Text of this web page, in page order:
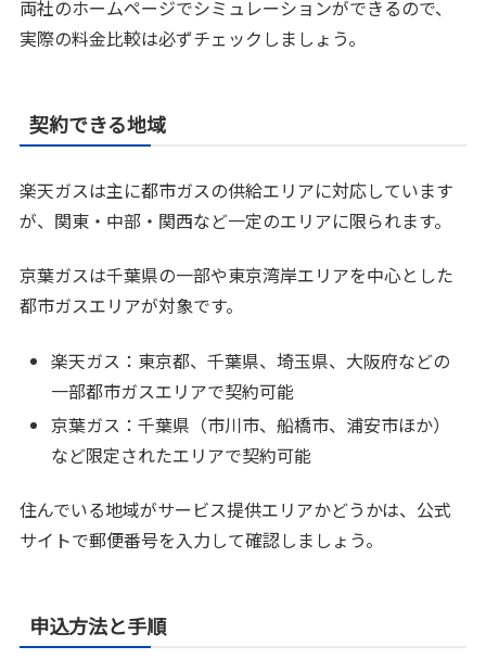
両社のホームページでシミュレーションができるので、
実際の料金比較は必ずチェックしましょう。
契約できる地域
楽天ガスは主に都市ガスの供給エリアに対応しています
が、関東・中部・関西など一定のエリアに限られます。
京葉ガスは千葉県の一部や東京湾岸エリアを中心とした
都市ガスエリアが対象です。
楽天ガス：東京都、千葉県、埼玉県、大阪府などの
一部都市ガスエリアで契約可能
京葉ガス：千葉県（市川市、船橋市、浦安市ほか）
など限定されたエリアで契約可能
住んでいる地域がサービス提供エリアかどうかは、公式
サイトで郵便番号を入力して確認しましょう。
申込方法と手順